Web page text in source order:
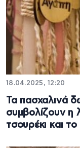
18.04.2025, 12:20
Τα πασχαλινά
συμβολίζουν η
τσουρέκι και